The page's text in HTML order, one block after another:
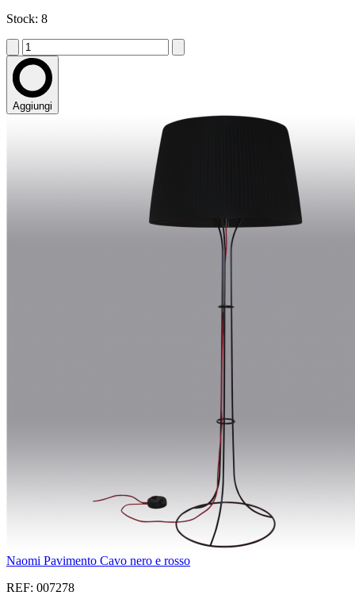
Stock: 8
Aggiungi
Naomi Pavimento Cavo nero e rosso
REF: 007278